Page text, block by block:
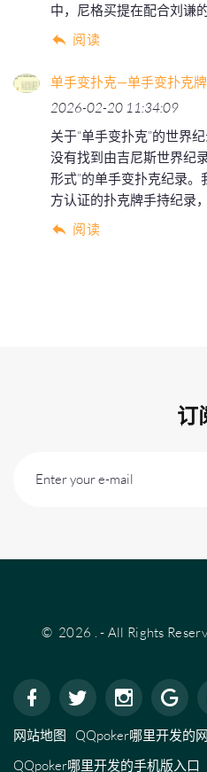
中，尼格买提在配合刘谦
阅读
单手变扑克—单手变扑克
2026-02-20 11:34:09
关于“单手变扑克”的世界
没有找到由吉尼斯世界纪
形式”的单手变扑克纪录
方认证的扑克牌手持纪录
阅读
订
Enter your e-mail
© 2026 .- All Rights
网站地图
QQpoker哪里开发的
QQpoker哪里开发的手机版入口